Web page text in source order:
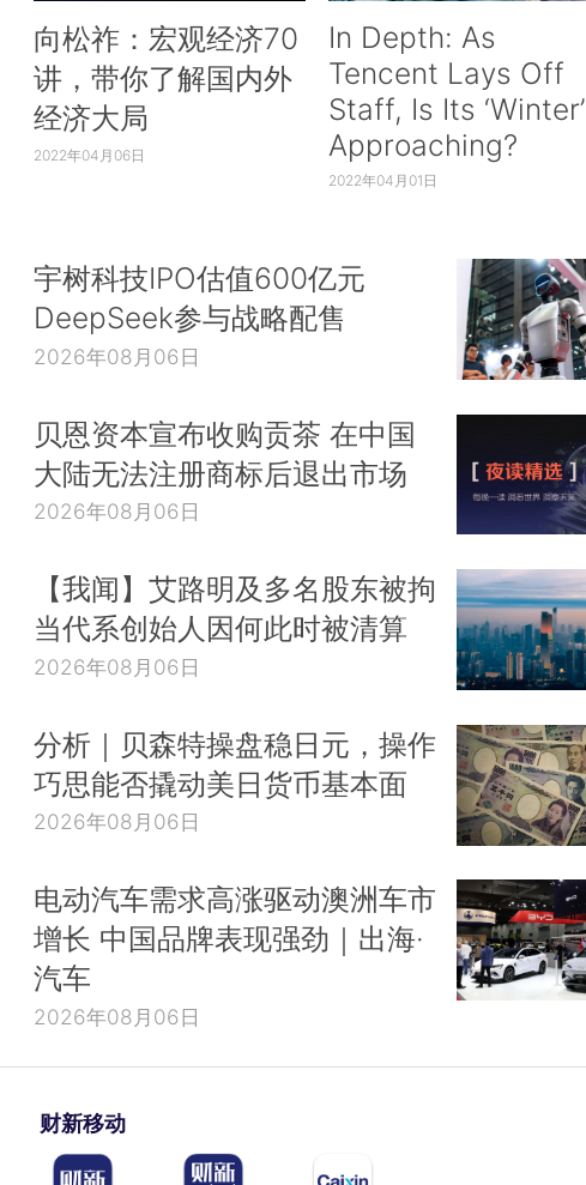
向松祚：宏观经济70
讲，带你了解国内外
经济大局
2022年04月06日
In Depth: As
Tencent Lays Off
Staff, Is Its ‘Winter’
Approaching?
2022年04月01日
宇树科技IPO估值600亿元
DeepSeek参与战略配售
2026年08月06日
贝恩资本宣布收购贡茶 在中国
大陆无法注册商标后退出市场
2026年08月06日
【我闻】艾路明及多名股东被拘
当代系创始人因何此时被清算
2026年08月06日
分析｜贝森特操盘稳日元，操作
巧思能否撬动美日货币基本面
2026年08月06日
电动汽车需求高涨驱动澳洲车市
增长 中国品牌表现强劲｜出海·
汽车
2026年08月06日
财新移动